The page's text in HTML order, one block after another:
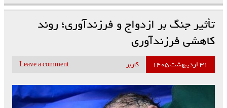
تأثیر جنگ بر ازدواج و فرزندآوری؛ روند
کاهشی فرزندآوری
۳۱ اردیبهشت ۱۴۰۵ کاربر Leave a comment